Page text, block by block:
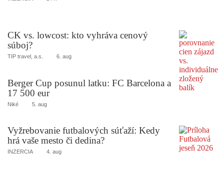
CK vs. lowcost: kto vyhráva cenový
súboj?
TIP travel, a.s. 6. aug
Berger Cup posunul latku: FC Barcelona a
17 500 eur
Niké 5. aug
Vyžrebovanie futbalových súťaží: Kedy
hrá vaše mesto či dedina?
INZERCIA 4. aug